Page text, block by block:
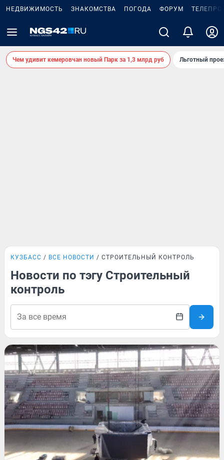
НЕДВИЖИМОСТЬ ЗНАКОМСТВА ПОГОДА ФОРУМ
Чем удивит кемеровчан новый Парк за 1,3 млрд руб Льготный
КУЗБАСС ВСЕ НОВОСТИ СТРОИТЕЛЬНЫЙ КОНТРОЛЬ
Новости по тэгу Строительный
контроль